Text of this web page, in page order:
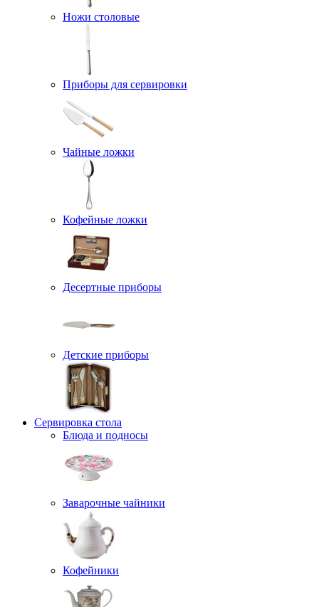
Ножи столовые
Приборы для сервировки
Чайные ложки
Кофейные ложки
Десертные приборы
Детские приборы
Сервировка стола
Блюда и подносы
Заварочные чайники
Кофейники